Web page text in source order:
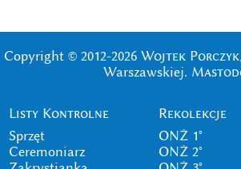
Copyright © 2012-2026 Wojtek Porczyk
Warszawskiej.
Listy Kontrolne
Sprzęt
Ceremoniarz
Rekolekcje
ONŻ 1°
ONŻ 2°